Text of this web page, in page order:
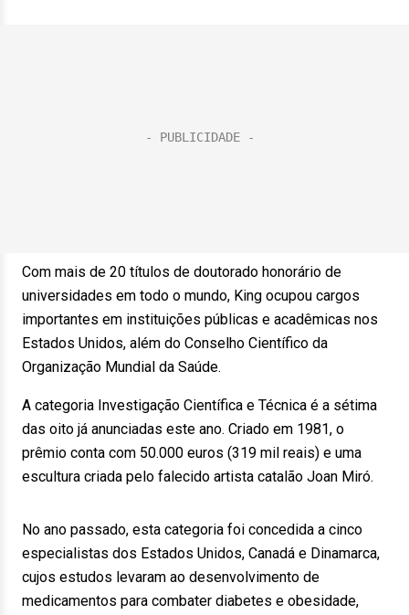
Com mais de 20 títulos de doutorado honorário de
universidades em todo o mundo, King ocupou cargos
importantes em instituições públicas e acadêmicas nos
Estados Unidos, além do Conselho Científico da
Organização Mundial da Saúde.
A categoria Investigação Científica e Técnica é a sétima
das oito já anunciadas este ano. Criado em 1981, o
prêmio conta com 50.000 euros (319 mil reais) e uma
escultura criada pelo falecido artista catalão Joan Miró.
No ano passado, esta categoria foi concedida a cinco
especialistas dos Estados Unidos, Canadá e Dinamarca,
cujos estudos levaram ao desenvolvimento de
medicamentos para combater diabetes e obesidade,